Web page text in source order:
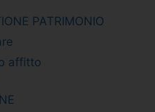
PATRIMONIO
affitto